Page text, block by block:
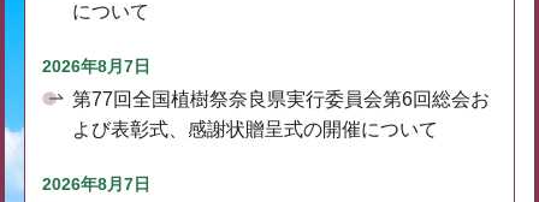
について
2026年8月7日
第77回全国植樹祭奈良県実行委員会第6回総会お
よび表彰式、感謝状贈呈式の開催について
2026年8月7日